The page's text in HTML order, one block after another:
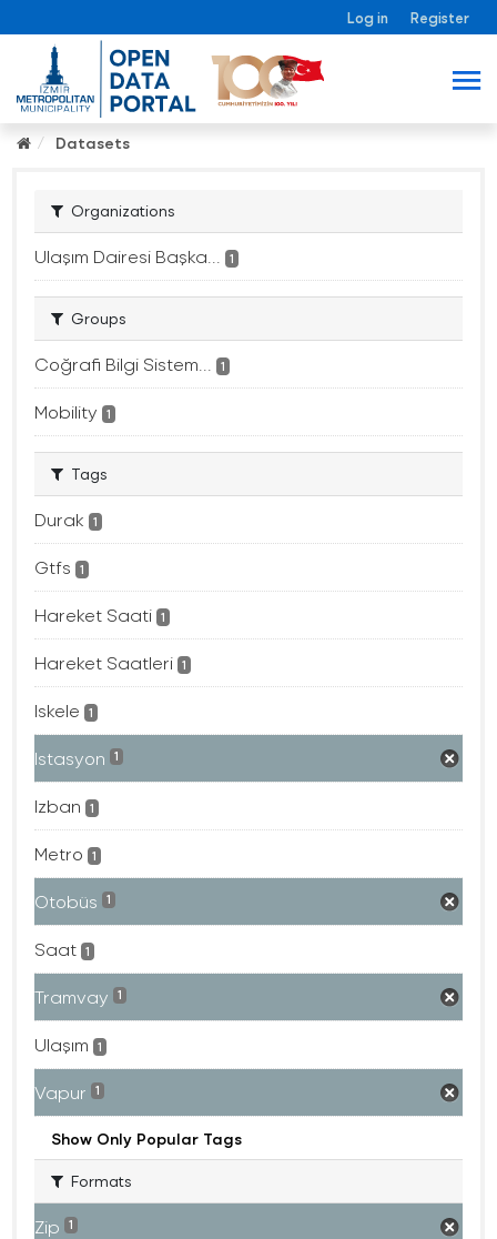
Log in Register
Datasets
Organizations
Ulaşım Dairesi Başka... 1
Groups
Coğrafi Bilgi Sistem... 1
Mobility 1
Tags
Durak 1
Gtfs 1
Hareket Saati 1
Hareket Saatleri 1
Iskele 1
Istasyon 1
Izban 1
Metro 1
Otobüs 1
Saat 1
Tramvay 1
Ulaşım 1
Vapur 1
Show Only Popular Tags
Formats
Zip 1